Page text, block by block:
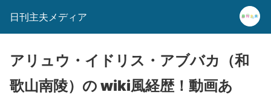
日刊主夫メディア
アリュウ・イドリス・アブバカ（和
歌山南陵）の wiki風経歴！動画あ